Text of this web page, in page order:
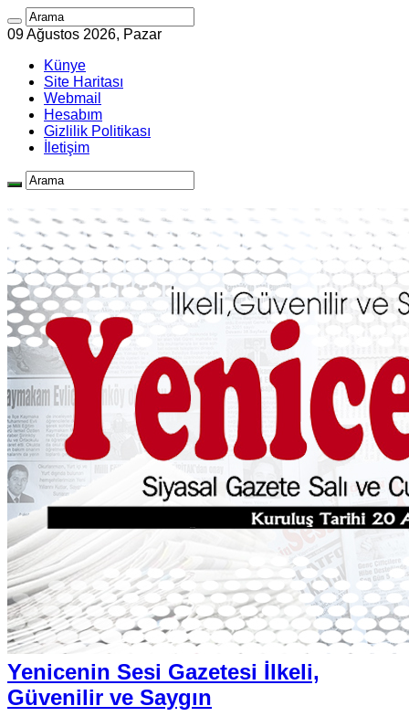
09 Ağustos 2026, Pazar
Künye
Site Haritası
Webmail
Hesabım
Gizlilik Politikası
İletişim
Yenicenin Sesi Gazetesi İlkeli,
Güvenilir ve Saygın